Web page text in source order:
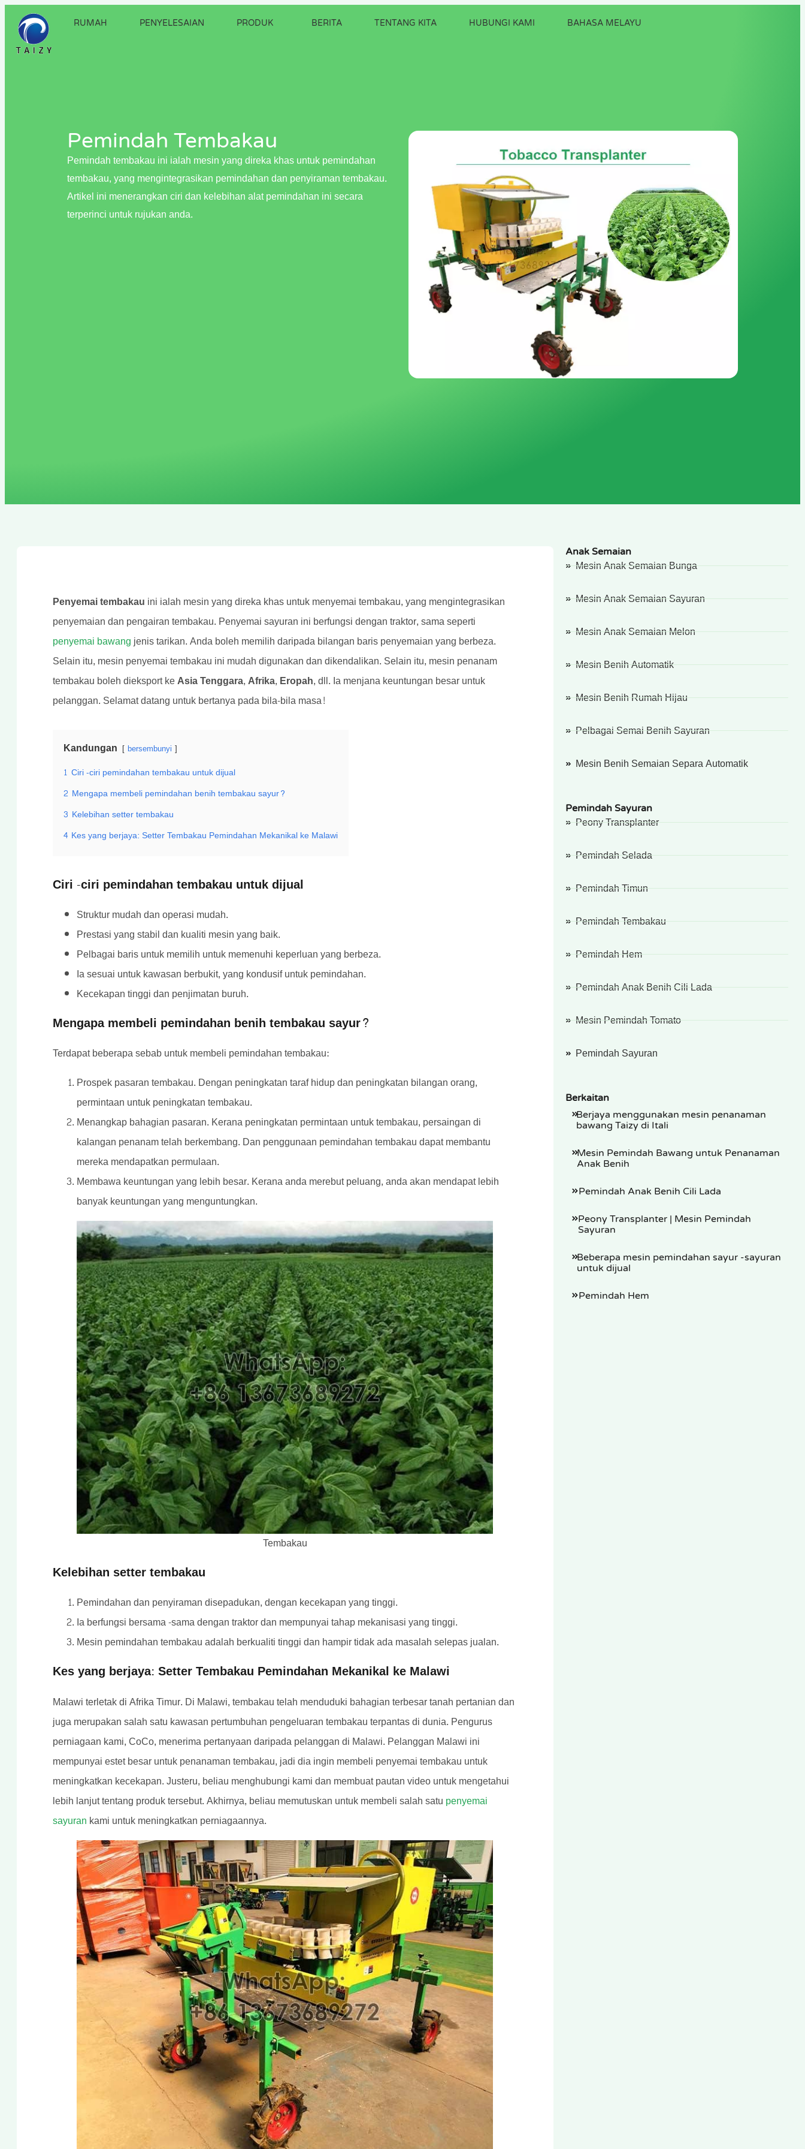
RUMAH PENYELESAIAN PRODUK BERITA TENTANG KITA HUBUNGI KAMI BAHASA MELAYU
Pemindah Tembakau
Pemindah tembakau ini ialah mesin yang direka khas untuk pemindahan
tembakau, yang mengintegrasikan pemindahan dan penyiraman tembakau.
Artikel ini menerangkan ciri dan kelebihan alat pemindahan ini secara
terperinci untuk rujukan anda.
Penyemai tembakau ini ialah mesin yang direka khas untuk menyemai tembakau, yang mengintegrasikan
penyemaian dan pengairan tembakau. Penyemai sayuran ini berfungsi dengan traktor, sama seperti
penyemai bawangjenis tarikan. Anda boleh memilih daripada bilangan baris penyemaian yang berbeza.
Selain itu, mesin penyemai tembakau ini mudah digunakan dan dikendalikan. Selain itu, mesin penanam
tembakau boleh dieksport keAsia Tenggara, Afrika, Eropah, dll. Ia menjana keuntungan besar untuk
pelanggan. Selamat datang untuk bertanya pada bila-bila masa!
Kandungan bersembunyi
1 Ciri -ciri pemindahan tembakau untuk dijual
2 Mengapa membeli pemindahan benih tembakau sayur?
3 Kelebihan setter tembakau
4 Kes yang berjaya: Setter Tembakau Pemindahan Mekanikal ke Malawi
Ciri -ciri pemindahan tembakau untuk dijual
Struktur mudah dan operasi mudah.
Prestasi yang stabil dan kualiti mesin yang baik.
Pelbagai baris untuk memilih untuk memenuhi keperluan yang berbeza.
Ia sesuai untuk kawasan berbukit, yang kondusif untuk pemindahan.
Kecekapan tinggi dan penjimatan buruh.
Mengapa membeli pemindahan benih tembakau sayur?
Terdapat beberapa sebab untuk membeli pemindahan tembakau:
Prospek pasaran tembakau. Dengan peningkatan taraf hidup dan peningkatan bilangan orang,
permintaan untuk peningkatan tembakau.
Menangkap bahagian pasaran. Kerana peningkatan permintaan untuk tembakau, persaingan di
kalangan penanam telah berkembang. Dan penggunaan pemindahan tembakau dapat membantu
mereka mendapatkan permulaan.
Membawa keuntungan yang lebih besar. Kerana anda merebut peluang, anda akan mendapat lebih
banyak keuntungan yang menguntungkan.
Tembakau
Kelebihan setter tembakau
Pemindahan dan penyiraman disepadukan, dengan kecekapan yang tinggi.
Ia berfungsi bersama -sama dengan traktor dan mempunyai tahap mekanisasi yang tinggi.
Mesin pemindahan tembakau adalah berkualiti tinggi dan hampir tidak ada masalah selepas jualan.
Kes yang berjaya: Setter Tembakau Pemindahan Mekanikal ke Malawi
Malawi terletak di Afrika Timur. Di Malawi, tembakau telah menduduki bahagian terbesar tanah pertanian dan
juga merupakan salah satu kawasan pertumbuhan pengeluaran tembakau terpantas di dunia. Pengurus
perniagaan kami, CoCo, menerima pertanyaan daripada pelanggan di Malawi. Pelanggan Malawi ini
mempunyai estet besar untuk penanaman tembakau, jadi dia ingin membeli penyemai tembakau untuk
meningkatkan kecekapan. Justeru, beliau menghubungi kami dan membuat pautan video untuk mengetahui
lebih lanjut tentang produk tersebut. Akhirnya, beliau memutuskan untuk membeli salah satu penyemai
sayuran kami untuk meningkatkan perniagaannya.
Anak Semaian
Mesin Anak Semaian Bunga
Mesin Anak Semaian Sayuran
Mesin Anak Semaian Melon
Mesin Benih Automatik
Mesin Benih Rumah Hijau
Pelbagai Semai Benih Sayuran
Mesin Benih Semaian Separa Automatik
Pemindah Sayuran
Peony Transplanter
Pemindah Selada
Pemindah Timun
Pemindah Tembakau
Pemindah Hem
Pemindah Anak Benih Cili Lada
Mesin Pemindah Tomato
Pemindah Sayuran
Berkaitan
Berjaya menggunakan mesin penanaman
bawang Taizy di Itali
Mesin Pemindah Bawang untuk Penanaman
Anak Benih
Pemindah Anak Benih Cili Lada
Peony Transplanter | Mesin Pemindah
Sayuran
Beberapa mesin pemindahan sayur -sayuran
untuk dijual
Pemindah Hem